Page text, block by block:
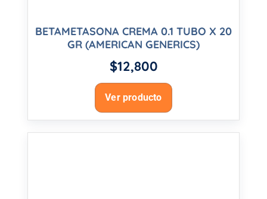
BETAMETASONA CREMA 0.1 TUBO X 20
GR (AMERICAN GENERICS)
$12,800
Ver producto